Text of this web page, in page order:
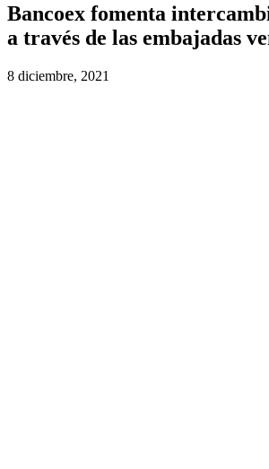
Bancoex fomenta
a través de las embajadas
8 diciembre, 2021